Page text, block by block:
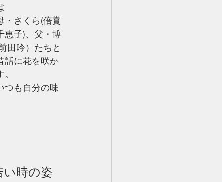
・さくら(倍賞
恵子)、父・博
田吟）たちと
話に花を咲か
。
つも自分の味
い時の姿